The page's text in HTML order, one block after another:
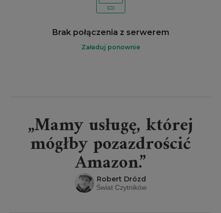
Brak połączenia z serwerem
Załaduj ponownie
„Mamy usługę, której
mógłby pozazdrościć
Amazon.”
Robert Drózd
Świat Czytników